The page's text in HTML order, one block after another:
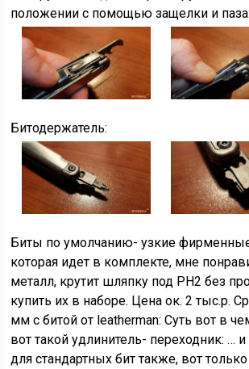
положении с помощью защелки и паза:
Битодержатель:
Биты по умолчанию- узкие
которая идет в комплекте, мне
металл, крутит шляпку под PH2 без
купить их в наборе. Цена ок. 2 тыс.р.
мм с битой от leatherman: Суть вот в
вот такой удлинитель- переходник: …
для стандартных бит также, вот